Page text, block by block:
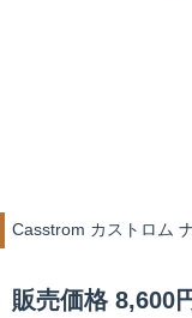
Casstrom カストロム
販売価格 8,600